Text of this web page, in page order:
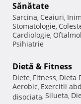
Sănătate
Sarcina, Ceaiuri,
Stomatologie,
Cardiologie,
Psihiatrie
Dietă & Fitness
Diete, Fitness, Dieta
Aerobic, Exercitii
disociata, Silueta,